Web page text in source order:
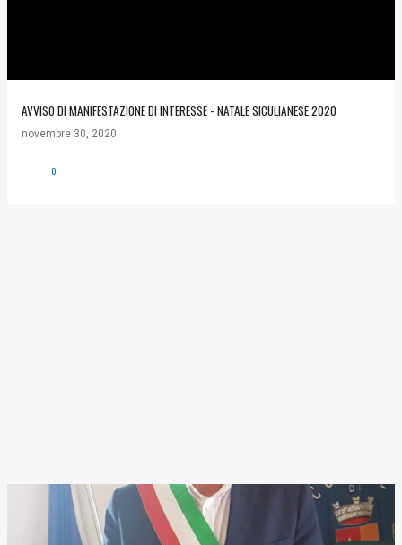
AVVISO DI MANIFESTAZIONE DI INTERESSE - NATALE SICULIANESE 2020
novembre 30, 2020
0